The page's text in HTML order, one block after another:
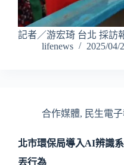
記者／游宏琦 台北 採訪
lifenews
2025/04/
合作媒體, 民生電
北市環保局導入AI辨識
丟行為